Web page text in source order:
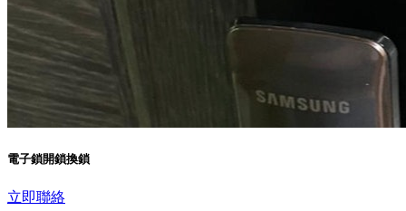
電子鎖開鎖換鎖
立即聯絡